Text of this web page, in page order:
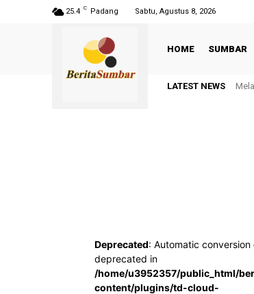
25.4 C Padang Sabtu, Agustus 8, 2026
HOME SUMBAR
LATEST NEWS
Deprecated: Automatic
deprecated in
/home/u3952357/public_html/
content/plugins/td-cloud-